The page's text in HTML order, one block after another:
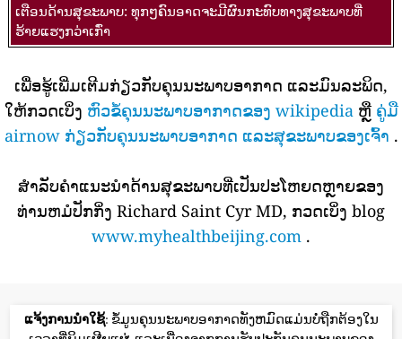
ເຕືອນດ້ານສຸຂະພາບ: ທຸກໆຄົນອາດຈະມີຜົນກະທົບທາງສຸຂະພາບທີ່
ຮ້າຍແຮງກວ່າເກົ່າ
ເພື່ອຮູ້ເພີ່ມເຕີມກ່ຽວກັບຄຸນນະພາບອາກາດ ແລະມົນລະພິດ,
ໃຫ້ກວດເບິ່ງ ຫົວຂໍ້ຄຸນນະພາບອາກາດຂອງ wikipediaຫຼື ຄູ່ມື
airnow ກ່ຽວກັບຄຸນນະພາບອາກາດ ແລະສຸຂະພາບຂອງເຈົ້າ .
ສໍາລັບຄໍາແນະນໍາດ້ານສຸຂະພາບທີ່ເປັນປະໂຫຍດຫຼາຍຂອງ
ທ່ານຫມໍປັກກິ່ງ Richard Saint Cyr MD, ກວດເບິ່ງ blog
www.myhealthbeijing.com .
ແຈ້ງການນໍາໃຊ້: ຂໍ້ມູນຄຸນນະພາບອາກາດທັງຫມົດແມ່ນບໍ່ຖືກຕ້ອງໃນ